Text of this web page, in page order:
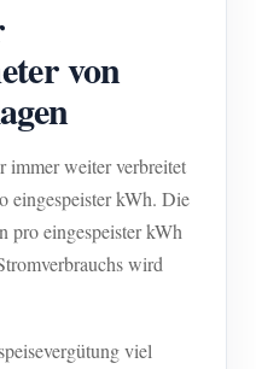
von
immer weiter verbreitet
eingespeister kWh. Die
pro eingespeister kWh
wird
viel